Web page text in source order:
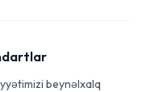
beynəlxalq